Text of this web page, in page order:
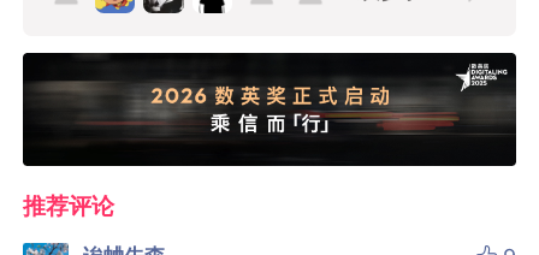
推荐评论